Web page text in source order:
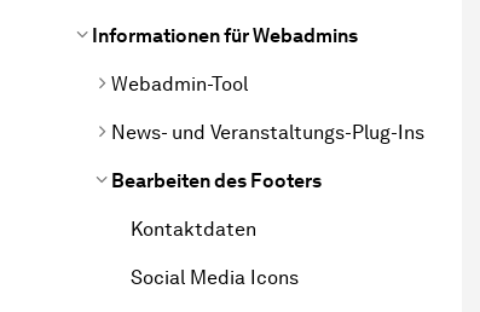
Informationen für Webadmins
Webadmin-Tool
News- und Veranstaltungs-Plug-Ins
Bearbeiten des Footers
Kontaktdaten
Social Media Icons